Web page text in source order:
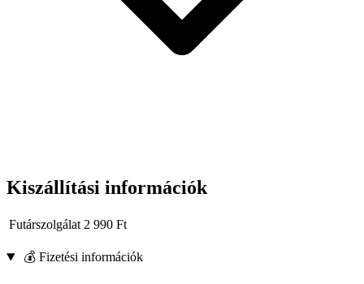
Kiszállítási információk
Futárszolgálat 2 990 Ft
💰 Fizetési információk